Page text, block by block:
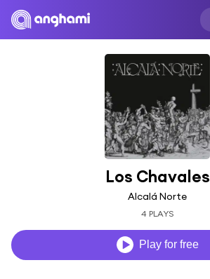
Los Chavales
Alcalá Norte
4 PLAYS
Play for free